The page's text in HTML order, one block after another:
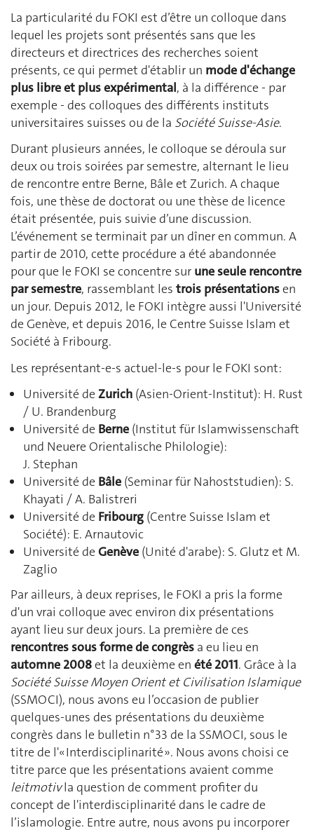
La particularité du FOKI est d’être un colloque dans
lequel les projets sont présentés sans que les
directeurs et directrices des recherches soient
présents, ce qui permet d'établir un mode d'échange
plus libre et plus expérimental, à la différence - par
exemple - des colloques des différents instituts
universitaires suisses ou de la Société Suisse-Asie.
Durant plusieurs années, le colloque se déroula sur
deux ou trois soirées par semestre, alternant le lieu
de rencontre entre Berne, Bâle et Zurich. A chaque
fois, une thèse de doctorat ou une thèse de licence
était présentée, puis suivie d’une discussion.
L’événement se terminait par un dîner en commun. A
partir de 2010, cette procédure a été abandonnée
pour que le FOKI se concentre sur une seule rencontre
par semestre, rassemblant les trois présentationsen
un jour. Depuis 2012, le FOKI intègre aussi l'Université
de Genève, et depuis 2016, le Centre Suisse Islam et
Société à Fribourg.
Les représentant-e-s actuel-le-s pour le FOKI sont:
Université deZurich (Asien-Orient-Institut): H. Rust
/ U. Brandenburg
Université de Berne (Institut für Islamwissenschaft
und Neuere Orientalische Philologie):
J. Stephan
Université de Bâle (Seminar für Nahoststudien): S.
Khayati / A. Balistreri
Université de Fribourg (Centre Suisse Islam et
Société): E. Arnautovic
Université deGenève (Unité d'arabe): S. Glutz et M.
Zaglio
Par ailleurs, à deux reprises, le FOKI a pris la forme
d'un vrai colloque avec environ dix présentations
ayant lieu sur deux jours. La première de ces
rencontres sous forme de congrès a eu lieu en
automne 2008et la deuxième en été 2011. Grâce à la
Société Suisse Moyen Orient et Civilisation Islamique
(SSMOCI), nous avons eu l’occasion de publier
quelques-unes des présentations du deuxième
congrès dans le bulletin n°33 de la SSMOCI, sous le
titre de l'« Interdisciplinarité ». Nous avons choisi ce
titre parce que les présentations avaient comme
leitmotivla question de comment profiter du
concept de l'interdisciplinarité dans le cadre de
l’islamologie. Entre autre, nous avons pu incorporer